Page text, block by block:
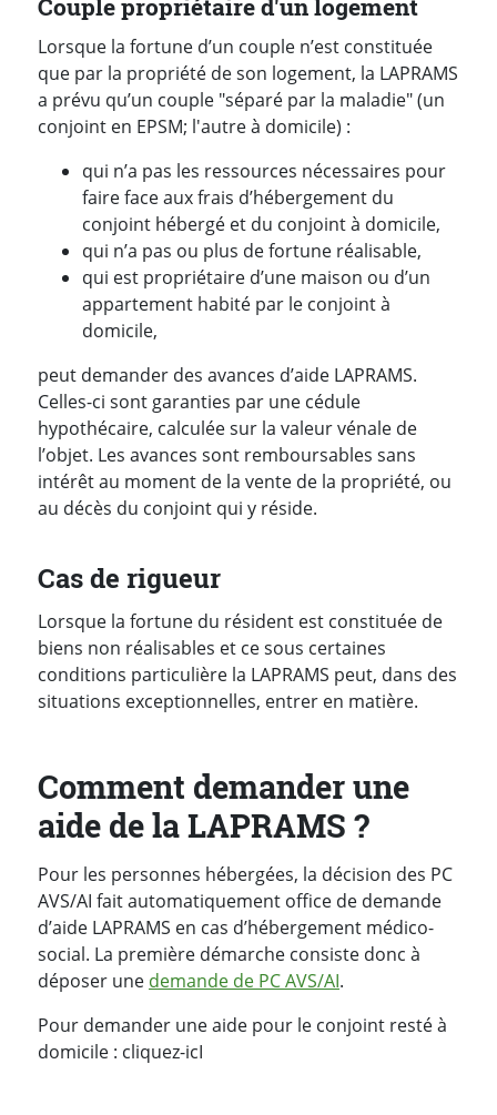
Couple propriétaire d'un logement
Lorsque la fortune d’un couple n’est constituée
que par la propriété de son logement, la LAPRAMS
a prévu qu’un couple "séparé par la maladie" (un
conjoint en EPSM; l'autre à domicile) :
qui n’a pas les ressources nécessaires pour
faire face aux frais d’hébergement du
conjoint hébergé et du conjoint à domicile,
qui n’a pas ou plus de fortune réalisable,
qui est propriétaire d’une maison ou d’un
appartement habité par le conjoint à
domicile,
peut demander des avances d’aide LAPRAMS.
Celles-ci sont garanties par une cédule
hypothécaire, calculée sur la valeur vénale de
l’objet. Les avances sont remboursables sans
intérêt au moment de la vente de la propriété, ou
au décès du conjoint qui y réside.
Cas de rigueur
Lorsque la fortune du résident est constituée de
biens non réalisables et ce sous certaines
conditions particulière la LAPRAMS peut, dans des
situations exceptionnelles, entrer en matière.
Comment demander une
aide de la LAPRAMS ?
Pour les personnes hébergées, la décision des PC
AVS/AI fait automatiquement office de demande
d’aide LAPRAMS en cas d’hébergement médico-
social. La première démarche consiste donc à
déposer une demande de PC AVS/AI.
Pour demander une aide pour le conjoint resté à
domicile : cliquez-icI